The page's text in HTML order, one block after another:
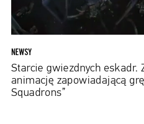
Wars:
Squadrons”
NEWSY
Starcie gwiezdnych eskadr.
animację zapowiadającą
Squadrons”